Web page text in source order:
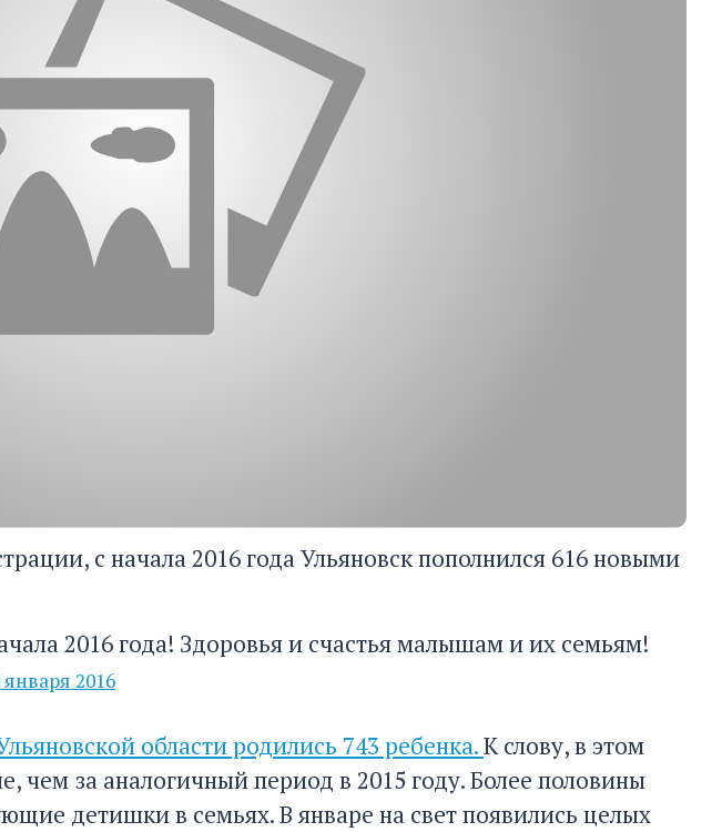
с начала 2016 года Ульяновск пополнился 616 новыми
2016 года! Здоровья и счастья малышам и их семьям!
января 2016
области родились 743 ребенка.К слову, в этом
чем за аналогичный период в 2015 году. Более половины
детишки в семьях. В январе на свет появились целых